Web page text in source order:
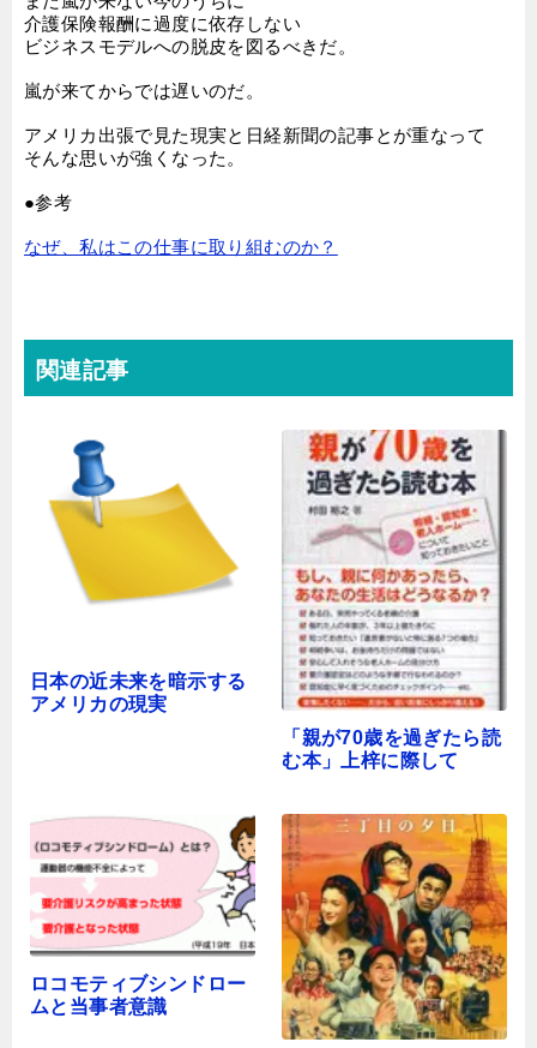
介護保険報酬に過度に依存しない
ビジネスモデルへの脱皮を図るべきだ。
嵐が来てからでは遅いのだ。
アメリカ出張で見た現実と日経新聞の記事とが重なって
そんな思いが強くなった。
●参考
なぜ、私はこの仕事に取り組むのか？
関連記事
日本の近未来を暗示する
アメリカの現実
「親が70歳を過ぎたら読
む本」上梓に際して
ロコモティブシンドロー
ムと当事者意識